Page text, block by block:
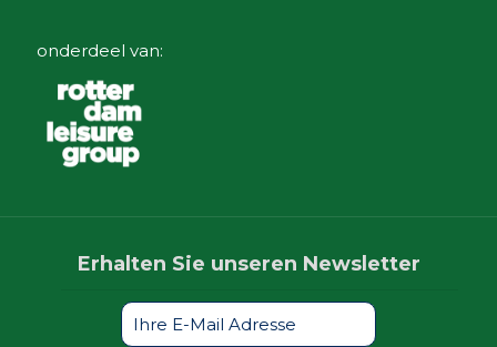
onderdeel van:
Erhalten Sie unseren Newsletter